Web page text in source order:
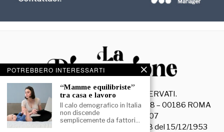
2026- TUTTI I DIRITTI RISERVATI.
La Discussione S.r.l. – Piazza Capranica, 78 – 00186 ROMA
C.F. e P. IVA 15045971007
Registrazione Tribunale di Roma n. 3628 del 15/12/1953
POTREBBERO INTERESSARTI
“Mamme equilibriste”
tra casa e lavoro
Il calo demografico in Italia
non discende
semplicemente da fattori…